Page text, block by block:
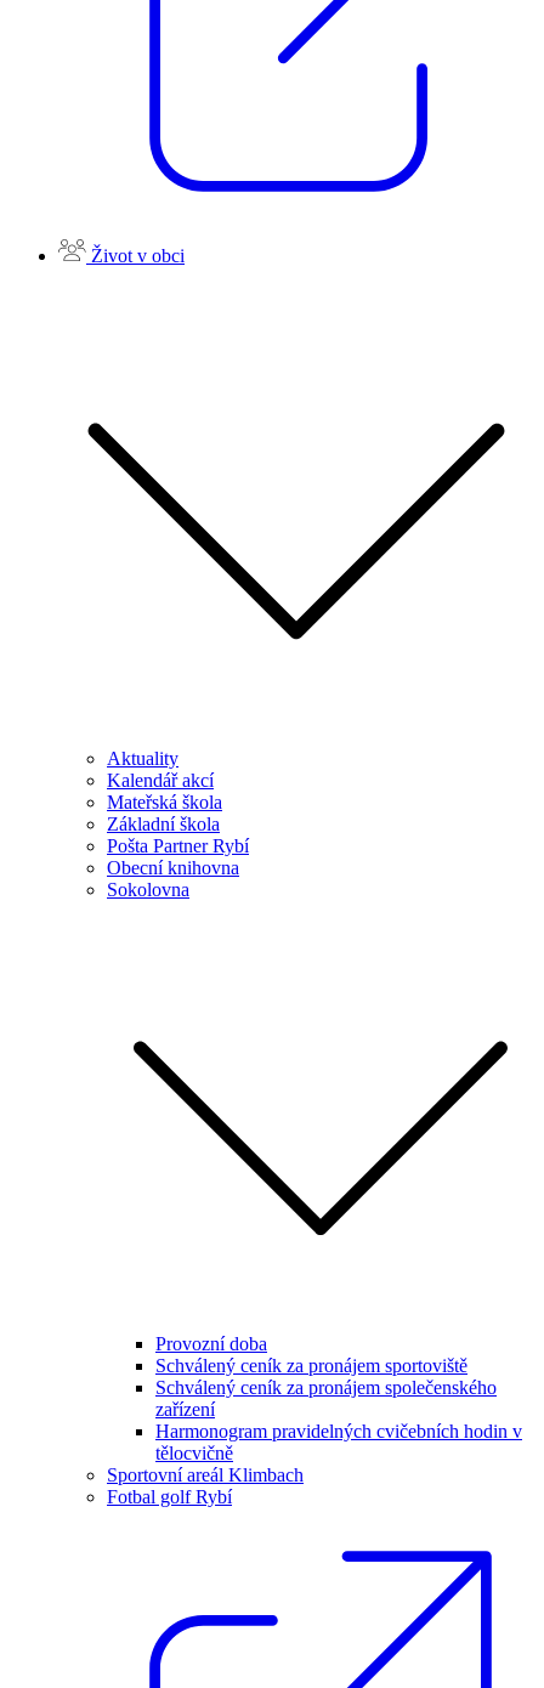
Život v obci
Aktuality
Kalendář akcí
Mateřská škola
Základní škola
Pošta Partner Rybí
Obecní knihovna
Sokolovna
Provozní doba
Schválený ceník za pronájem sportoviště
Schválený ceník za pronájem společenského
zařízení
Harmonogram pravidelných cvičebních hodin v
tělocvičně
Sportovní areál Klimbach
Fotbal golf Rybí